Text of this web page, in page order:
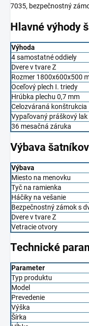
7035, bezpečnostný
Hlavné výhody
Výhoda
4 samostatné oddiely
Dvere v tvare Z
Rozmer 1800x600x500
Oceľový plech I. triedy
Hrúbka plechu 0,7 mm
Celozváraná konštrukcia
Vypaľovaný práškový lak
36 mesačná záruka
Výbava
Výbava
Miesto na menovku
Tyč na ramienka
Háčiky na vešanie
Bezpečnostný zámok s
Dvere v tvare Z
Vetracie otvory
Technické
Parameter
Typ produktu
Model
Prevedenie
Výška
Šírka